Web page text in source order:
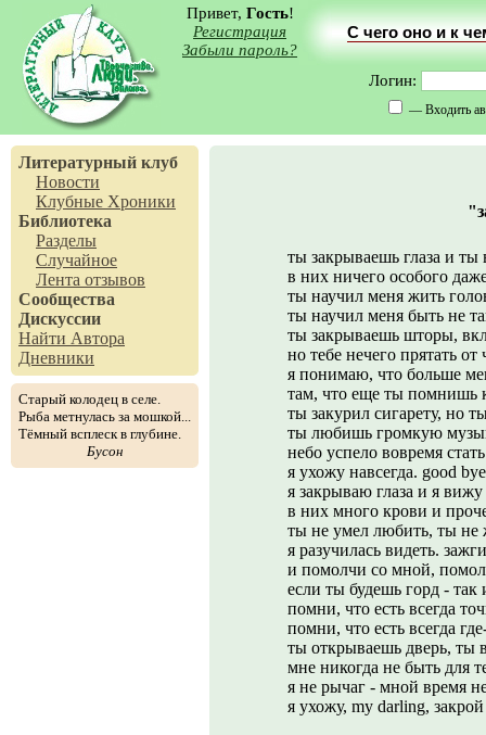
Привет, Гость!
Регистрация
Забыли пароль?
С чего оно и к
Логин:
— Входить
Литературный клуб
Новости
Клубные Хроники
Библиотека
Разделы
Случайное
Лента отзывов
Сообщества
Дискуссии
Найти Автора
Дневники
Старый колодец в селе.
Рыба метнулась за мошкой...
Тёмный всплеск в глубине.
Бусон
ты закрываешь глаза и
в них ничего особого
ты научил меня жить
ты научил меня быть не
ты закрываешь шторы,
но тебе нечего прятать
я понимаю, что больше
там, что еще ты помнишь
ты закурил сигарету, но
ты любишь громкую
небо успело вовремя
я ухожу навсегда. good
я закрываю глаза и я
в них много крови и
ты не умел любить, ты не
я разучилась видеть.
и помолчи со мной,
если ты будешь горд - так
помни, что есть всегда
помни, что есть всегда
ты открываешь дверь, ты
мне никогда не быть для
я не рычаг - мной время
я ухожу, my darling,